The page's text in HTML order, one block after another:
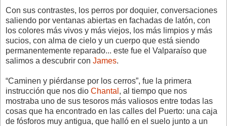
Con sus contrastes, los perros por doquier, conversaciones
saliendo por ventanas abiertas en fachadas de latón, con
los colores más vivos y más viejos, los más limpios y más
sucios, con alma de cielo y un cuerpo que está siendo
permanentemente reparado... este fue el Valparaíso que
salimos a descubrir con James.
“Caminen y piérdanse por los cerros”, fue la primera
instrucción que nos dio Chantal , al tiempo que nos
mostraba uno de sus tesoros más valiosos entre todas las
cosas que ha encontrado en las calles del Puerto: una caja
de fósforos muy antigua, que halló en el suelo junto a un